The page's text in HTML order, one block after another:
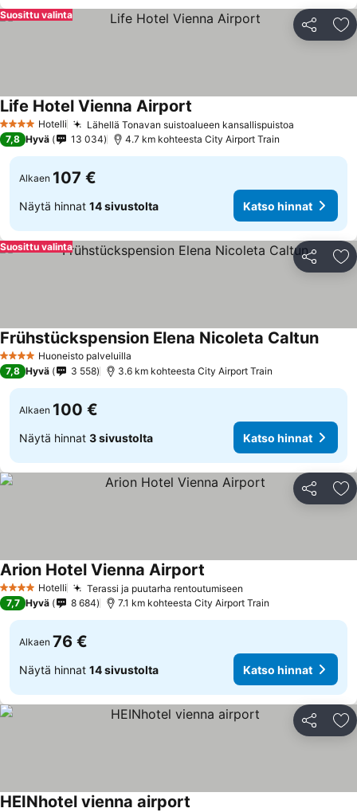
Jaa
Suosittu valinta
4 Tähtiluokitus
Hotelli Lähellä Tonavan suistoalueen kansallispuistoa
Life Hotel Vienna Airport
7,8 Hyvä 13 034 4.7 km kohteesta City Airport Train
Alkaen 107 €
Näytä hinnat 14 sivustolta Katso hinnat
Jaa
Suosittu valinta
4 TähtiluokitusHuoneisto palveluilla
Frühstückspension Elena Nicoleta Caltun
7,8 Hyvä 3 558 3.6 km kohteesta City Airport Train
Alkaen 100 €
Näytä hinnat 3 sivustolta Katso hinnat
Jaa
4 Tähtiluokitus
Hotelli Terassi ja puutarha rentoutumiseen
Arion Hotel Vienna Airport
7,7 Hyvä 8 684 7.1 km kohteesta City Airport Train
Alkaen 76 €
Näytä hinnat 14 sivustolta Katso hinnat
Jaa
HEINhotel vienna airport